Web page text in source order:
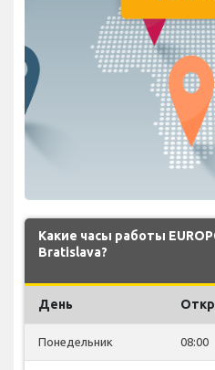
Какие часы работы
Bratislava?
День
Понедельник 08:00